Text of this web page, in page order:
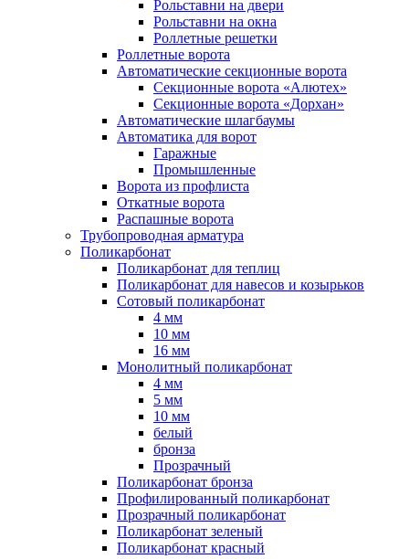
Рольставни на двери
Рольставни на окна
Роллетные решетки
Роллетные ворота
Автоматические секционные ворота
Секционные ворота «Алютех»
Секционные ворота «Дорхан»
Автоматические шлагбаумы
Автоматика для ворот
Гаражные
Промышленные
Ворота из профлиста
Откатные ворота
Распашные ворота
Трубопроводная арматура
Поликарбонат
Поликарбонат для теплиц
Поликарбонат для навесов и козырьков
Сотовый поликарбонат
4 мм
10 мм
16 мм
Монолитный поликарбонат
4 мм
5 мм
10 мм
белый
бронза
Прозрачный
Поликарбонат бронза
Профилированный поликарбонат
Прозрачный поликарбонат
Поликарбонат зеленый
Поликарбонат красный